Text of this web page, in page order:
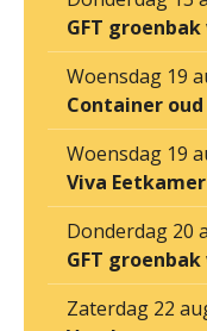
GFT
Woensdag 19
Container
Woensdag 19
Viva Eetkamer
Donderdag 20
GFT
Zaterdag 22